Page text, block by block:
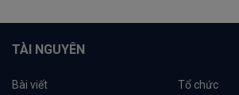
TÀI NGUYÊN
Bài viết Tổ chức